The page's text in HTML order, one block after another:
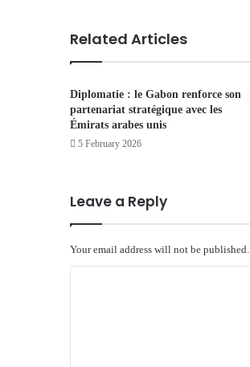
Related Articles
Diplomatie : le Gabon renforce son
partenariat stratégique avec les
Émirats arabes unis
5 February 2026
Leave a Reply
Your email address will not be published.